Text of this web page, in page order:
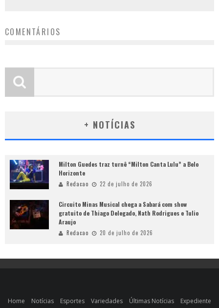
COMENTÁRIOS
+ NOTÍCIAS
Milton Guedes traz turnê “Milton Canta Lulu” a Belo
Horizonte
Redacao 22 de julho de 2026
Circuito Minas Musical chega a Sabará com show
gratuito de Thiago Delegado, Nath Rodrigues e Tulio
Araujo
Redacao 20 de julho de 2026
Home Notícias Esportes Variedades Últimas Notícias Expediente